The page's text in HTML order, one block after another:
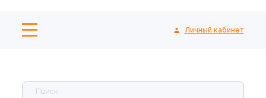
Личный кабинет